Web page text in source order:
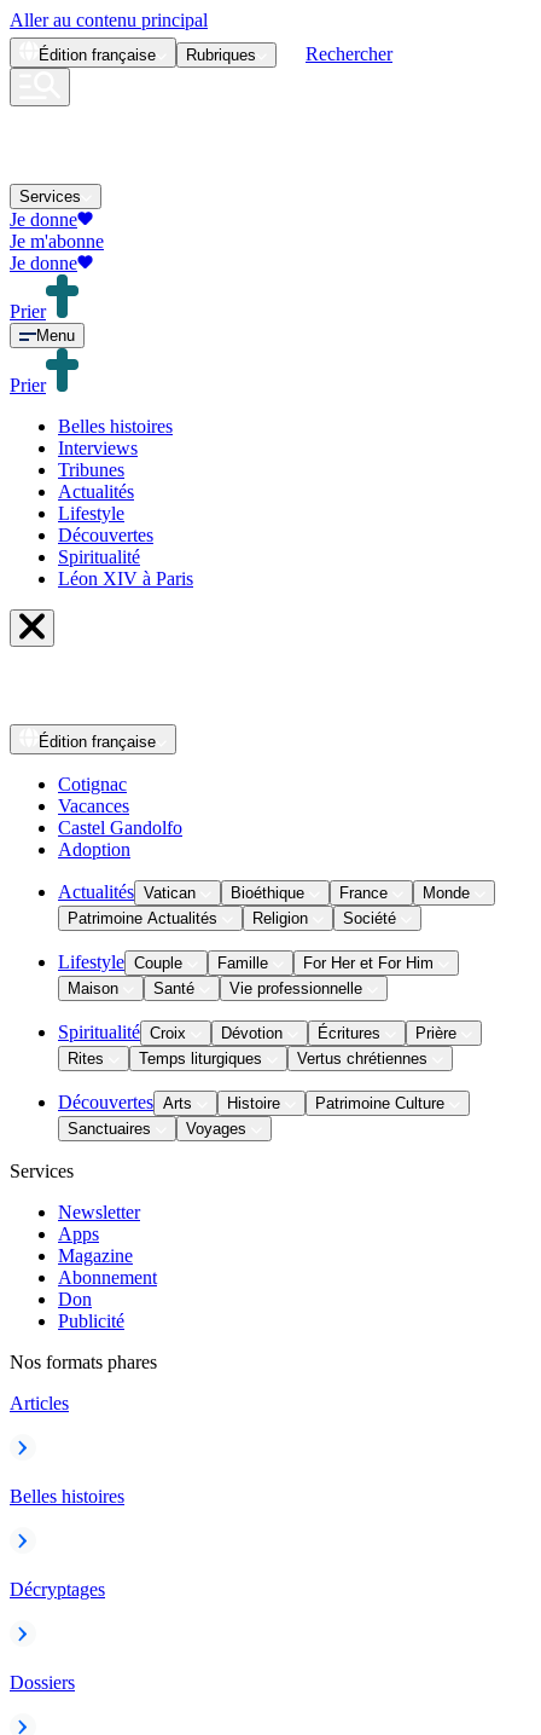
Aller au contenu principal
Édition française Rubriques Rechercher
Services
Je donne
Je m'abonne
Je donne
Prier
Menu
Prier
Belles histoires
Interviews
Tribunes
Actualités
Lifestyle
Découvertes
Spiritualité
Léon XIV à Paris
Édition française
Cotignac
Vacances
Castel Gandolfo
Adoption
Actualités Vatican Bioéthique France
Monde
Patrimoine Actualités
Religion Société
Lifestyle Couple Famille
For Her et For Him
Maison
Santé Vie professionnelle
Spiritualité Croix Dévotion Écritures
Prière
Rites
Temps liturgiques Vertus chrétiennes
Découvertes Arts Histoire
Patrimoine Culture
Sanctuaires
Voyages
Services
Newsletter
Apps
Magazine
Abonnement
Don
Publicité
Nos formats phares
Articles
Belles histoires
Décryptages
Dossiers